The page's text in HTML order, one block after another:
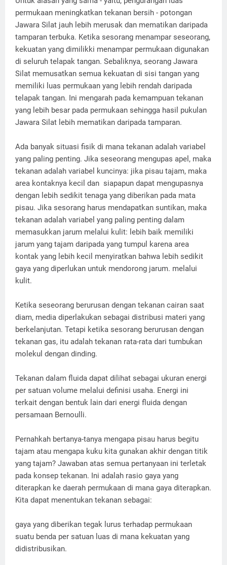
permukaan meningkatkan tekanan bersih - potongan
Jawara Silat jauh lebih merusak dan mematikan daripada
tamparan terbuka. Ketika sesorang menampar seseorang,
kekuatan yang dimilikki menampar permukaan digunakan
di seluruh telapak tangan. Sebaliknya, seorang Jawara
Silat memusatkan semua kekuatan di sisi tangan yang
memiliki luas permukaan yang lebih rendah daripada
telapak tangan. Ini mengarah pada kemampuan tekanan
yang lebih besar pada permukaan sehingga hasil pukulan
Jawara Silat lebih mematikan daripada tamparan.
Ada banyak situasi fisik di mana tekanan adalah variabel
yang paling penting. Jika seseorang mengupas apel, maka
tekanan adalah variabel kuncinya: jika pisau tajam, maka
area kontaknya kecil dan siapapun dapat mengupasnya
dengan lebih sedikit tenaga yang diberikan pada mata
pisau. Jika sesorang harus mendapatkan suntikan, maka
tekanan adalah variabel yang paling penting dalam
memasukkan jarum melalui kulit: lebih baik memiliki
jarum yang tajam daripada yang tumpul karena area
kontak yang lebih kecil menyiratkan bahwa lebih sedikit
gaya yang diperlukan untuk mendorong jarum. melalui
kulit.
Ketika seseorang berurusan dengan tekanan cairan saat
diam, media diperlakukan sebagai distribusi materi yang
berkelanjutan. Tetapi ketika sesorang berurusan dengan
tekanan gas, itu adalah tekanan rata-rata dari tumbukan
molekul dengan dinding.
Tekanan dalam fluida dapat dilihat sebagai ukuran energi
per satuan volume melalui definisi usaha. Energi ini
terkait dengan bentuk lain dari energi fluida dengan
persamaan Bernoulli.
Pernahkah bertanya-tanya mengapa pisau harus begitu
tajam atau mengapa kuku kita gunakan akhir dengan titik
yang tajam? Jawaban atas semua pertanyaan ini terletak
pada konsep tekanan. Ini adalah rasio gaya yang
diterapkan ke daerah permukaan di mana gaya diterapkan.
Kita dapat menentukan tekanan sebagai:
gaya yang diberikan tegak lurus terhadap permukaan
suatu benda per satuan luas di mana kekuatan yang
didistribusikan.